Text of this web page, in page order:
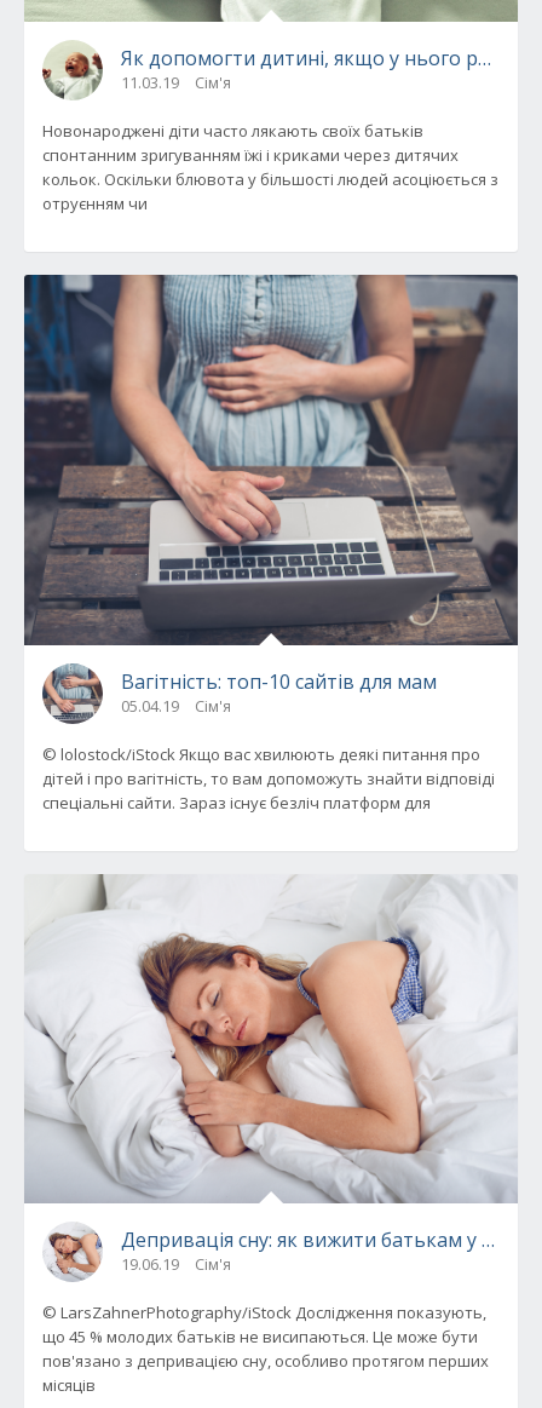
Як допомогти дитині, якщо у нього розлад
11.03.19 Сім'я
Новонароджені діти часто лякають своїх батьків
спонтанним зригуванням їжі і криками через дитячих
кольок. Оскільки блювота у більшості людей асоціюється з
отруєнням чи
Вагітність: топ-10 сайтів для мам
05.04.19 Сім'я
© lolostock/iStock Якщо вас хвилюють деякі питання про
дітей і про вагітність, то вам допоможуть знайти відповіді
спеціальні сайти. Зараз існує безліч платформ для
Депривація сну: як вижити батькам у
19.06.19 Сім'я
© LarsZahnerPhotography/iStock Дослідження показують,
що 45 % молодих батьків не висипаються. Це може бути
пов'язано з депривацією сну, особливо протягом перших
місяців